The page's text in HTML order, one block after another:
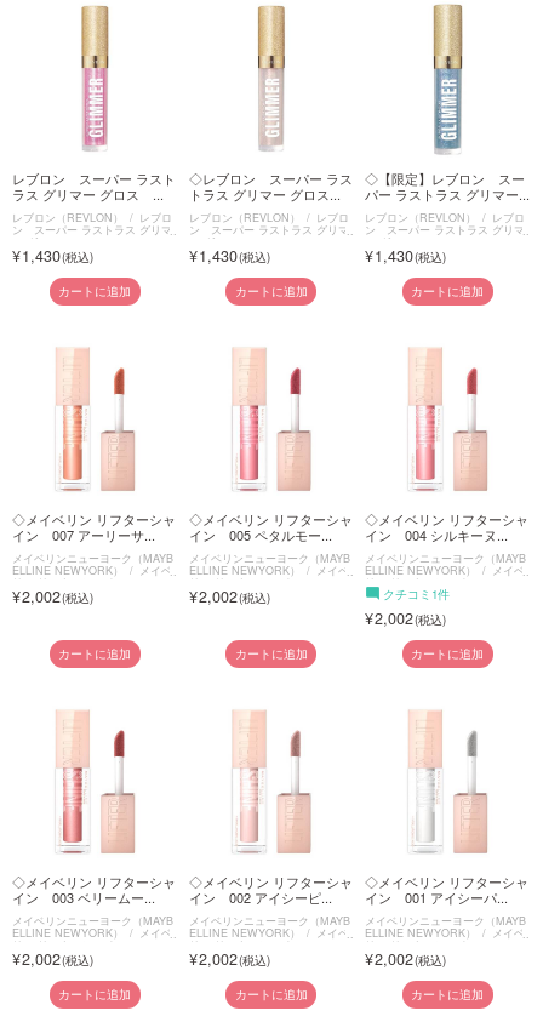
レブロン スーパー ラスト
ラス グリマー グロス ...
レブロン（REVLON） レブロ
ン スーパー ラストラス グリマ
ー グロス
1,430
カートに追加
◇レブロン スーパー ラス
トラス グリマー グロス...
レブロン（REVLON） レブロ
ン スーパー ラストラス グリマ
ー グロス
1,430
カートに追加
◇【限定】レブロン スー
パー ラストラス グリマー...
レブロン（REVLON） レブロ
ン スーパー ラストラス グリマ
ー グロス
1,430
カートに追加
◇メイベリン リフターシャ
イン 007 アーリーサ...
メイベリンニューヨーク（MAYB
ELLINE NEWYORK） メイベ
リン リフターシャイン
2,002
カートに追加
◇メイベリン リフターシャ
イン 005 ペタルモー...
メイベリンニューヨーク（MAYB
ELLINE NEWYORK） メイベ
リン リフターシャイン
2,002
カートに追加
◇メイベリン リフターシャ
イン 004 シルキーヌ...
メイベリンニューヨーク（MAYB
ELLINE NEWYORK） メイベ
リン リフターシャイン
クチコミ1件
2,002
カートに追加
◇メイベリン リフターシャ
イン 003 ベリームー...
メイベリンニューヨーク（MAYB
ELLINE NEWYORK） メイベ
リン リフターシャイン
2,002
カートに追加
◇メイベリン リフターシャ
イン 002 アイシーピ...
メイベリンニューヨーク（MAYB
ELLINE NEWYORK） メイベ
リン リフターシャイン
2,002
カートに追加
◇メイベリン リフターシャ
イン 001 アイシーパ...
メイベリンニューヨーク（MAYB
ELLINE NEWYORK） メイベ
リン リフターシャイン
2,002
カートに追加